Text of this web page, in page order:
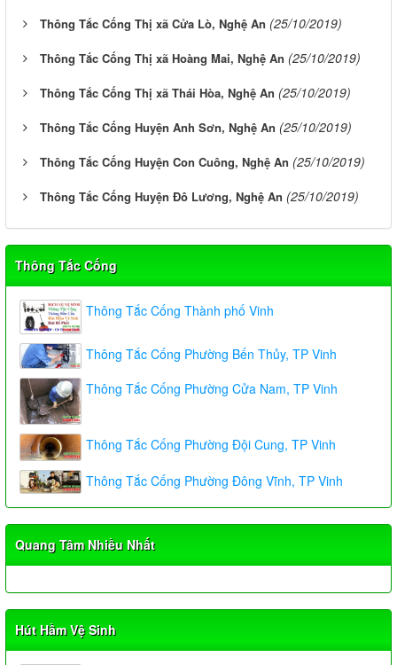
Thông Tắc Cống Thị xã Cửa Lò, Nghệ An (25/10/2019)
Thông Tắc Cống Thị xã Hoàng Mai, Nghệ An (25/10/2019)
Thông Tắc Cống Thị xã Thái Hòa, Nghệ An (25/10/2019)
Thông Tắc Cống Huyện Anh Sơn, Nghệ An (25/10/2019)
Thông Tắc Cống Huyện Con Cuông, Nghệ An (25/10/2019)
Thông Tắc Cống Huyện Đô Lương, Nghệ An (25/10/2019)
Thông Tắc Cống
Thông Tắc Cống Thành phố Vinh
Thông Tắc Cống Phường Bến Thủy, TP Vinh
Thông Tắc Cống Phường Cửa Nam, TP Vinh
Thông Tắc Cống Phường Đội Cung, TP Vinh
Thông Tắc Cống Phường Đông Vĩnh, TP Vinh
Quang Tâm Nhiều Nhất
Hút Hầm Vệ Sinh